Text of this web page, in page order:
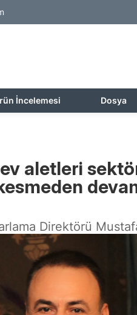
İncelemesi Dosya
aletleri
Direktörü